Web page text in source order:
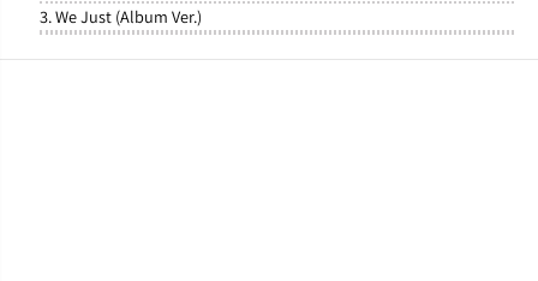
3. We Just (Album Ver.)